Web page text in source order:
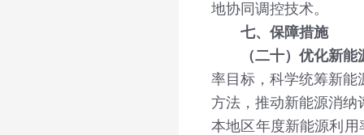
地协同调控技术。
七、保障措施
（二十）优化新
率目标，科学统筹新能
方法，推动新能源消纳
本地区年度新能源利